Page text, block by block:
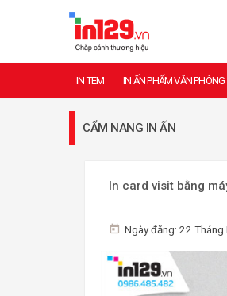
IN TEM IN ẤN PHẨM VĂN PHÒNG
CẨM NANG IN ẤN
In card visit bằng
Ngày đăng: 22 Tháng